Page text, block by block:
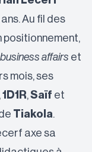
ans. Au fil des
positionnement,
business affairs et
mois, ses
,1D1R,Saïf et
Tiakola.
axe sa